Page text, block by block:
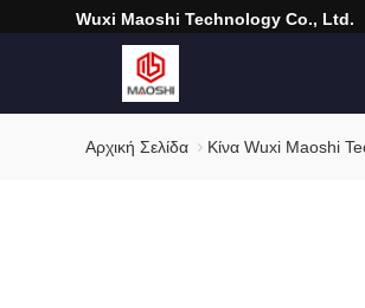
Wuxi Maoshi Technology Co., Ltd.
Αρχική Σελίδα Κίνα Wuxi Maoshi